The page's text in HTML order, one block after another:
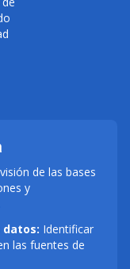
de las bases
y
datos: Identificar
las fuentes de